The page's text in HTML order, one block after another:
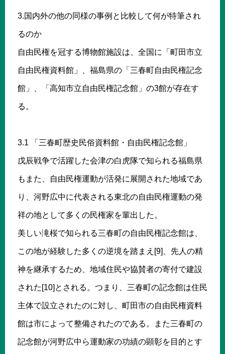
3.国内外の他の同様の事例と比較して何が特筆され
るのか
自由民権を冠する博物館施設は、全国に「町田市立
自由民権資料館」、福島県の「三春町自由民権記念
館」、「高知市立自由民権記念館」の3館が存在す
る。
3.1 「三春町歴史民俗資料館・自由民権記念館」
戊辰戦争で活躍した会津の白虎隊で知られる福島県
もまた、自由民権運動が活発に展開された地域であ
り、河野広中に代表される東北の自由民権運動の発
祥の地として多くの民権家を輩出した。
美しい滝桜で知られる三春町の自由民権記念館は、
この地が経験した多くの逆境を踏まえ[9]、先人の精
神を継承するため、地域住民や協賛者の寄付で建設
された[10]とされる。つまり、三春町の記念館は住民
主体で設立されたのに対し、町田市の自由民権資料
館は市によって整備されたのである。また三春町の
記念館が河野広中ら運動家の功績の顕彰を目的とす